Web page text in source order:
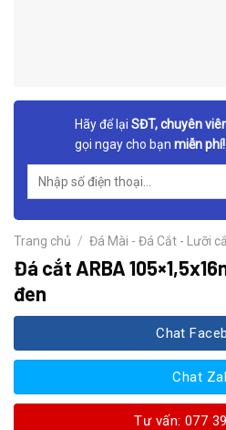
Hãy để lại SĐT, chuyên
gọi ngay cho bạn miễn phí!
Trang chủ / Đá Mài - Đá Cắt - Lưỡi
Đá cắt ARBA
đen
Chat
Chat
Tư vấn: 077